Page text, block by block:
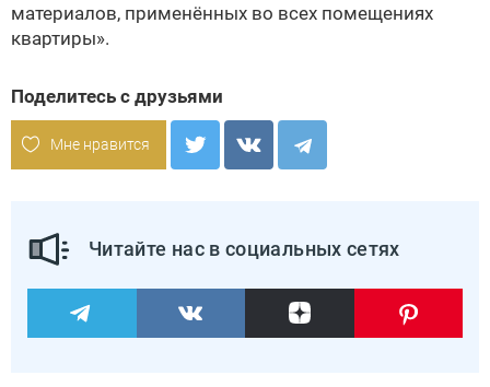
материалов, применённых во всех помещениях
квартиры».
Поделитесь с друзьями
Мне нравится
Читайте нас в социальных сетях